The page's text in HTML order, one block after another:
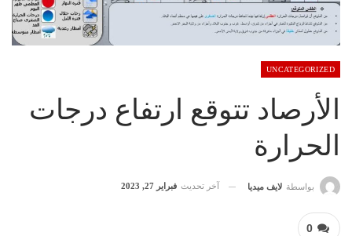
UNCATEGORIZED
الأرصاد تتوقع ارتفاع درجات
الحرارة
بواسطة لايف ميديا آخر تحديث فبراير 27, 2023
0